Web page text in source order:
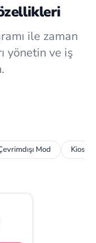
ile zaman
yönetin ve iş
Mod Kiosk